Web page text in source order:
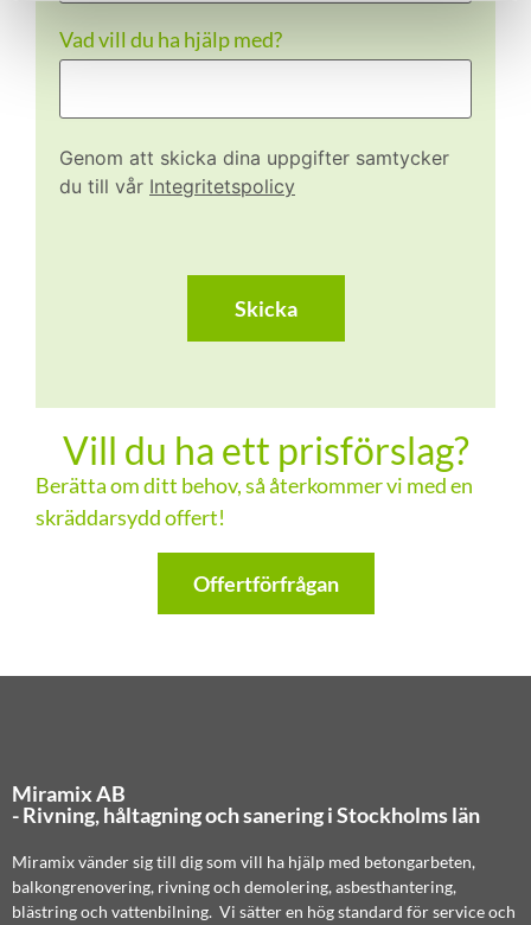
Vad vill du ha hjälp med?
Genom att skicka dina uppgifter samtycker
du till vår Integritetspolicy
Vill du ha ett prisförslag?
Berätta om ditt behov, så återkommer vi med en
skräddarsydd offert!
Offertförfrågan
Miramix AB
- Rivning, håltagning och sanering i Stockholms län
Miramix vänder sig till dig som vill ha hjälp med betongarbeten,
balkongrenovering, rivning och demolering, asbesthantering,
blästring och vattenbilning. Vi sätter en hög standard för service och